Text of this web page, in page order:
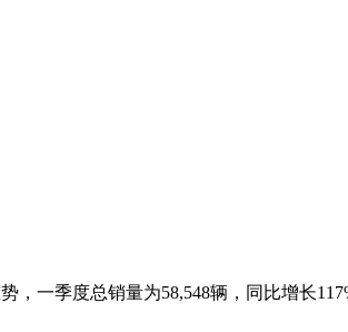
，一季度总销量为58,548辆，同比增长